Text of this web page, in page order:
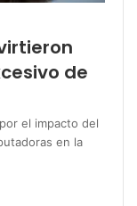
de
el impacto del
en la